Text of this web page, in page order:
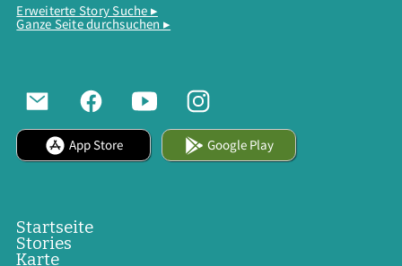
Erweiterte Story Suche ▸
Ganze Seite durchsuchen ▸
App Store Google Play
Startseite
Stories
Karte